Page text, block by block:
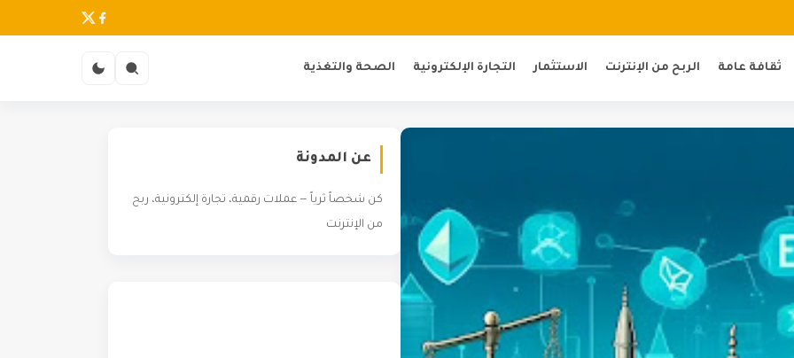
ثقافة عامة الربح من الإنترنت الاستثمار التجارة الإلكترونية الصحة والتغذية
عن المدونة
كن شخصاً ثرياً — عملات رقمية، تجارة إلكترونية، ربح
من الإنترنت